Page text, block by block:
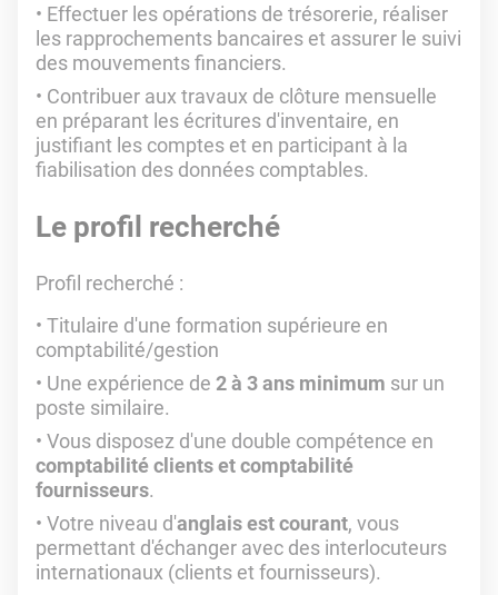
Effectuer les opérations de trésorerie, réaliser
les rapprochements bancaires et assurer le suivi
des mouvements financiers.
Contribuer aux travaux de clôture mensuelle
en préparant les écritures d'inventaire, en
justifiant les comptes et en participant à la
fiabilisation des données comptables.
Le profil recherché
Profil recherché :
Titulaire d'une formation supérieure en
comptabilité/gestion
Une expérience de 2 à 3 ans minimum sur un
poste similaire.
Vous disposez d'une double compétence en
comptabilité clients et comptabilité
fournisseurs.
Votre niveau d'anglais est courant, vous
permettant d'échanger avec des interlocuteurs
internationaux (clients et fournisseurs).